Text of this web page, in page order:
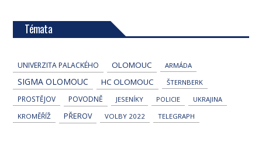
Témata
UNIVERZITA PALACKÉHO OLOMOUC ARMÁDA
SIGMA OLOMOUC HC OLOMOUC ŠTERNBERK
PROSTĚJOV POVODNĚ JESENÍKY POLICIE
UKRAJINA
KROMĚŘÍŽ
PŘEROV VOLBY 2022 TELEGRAPH